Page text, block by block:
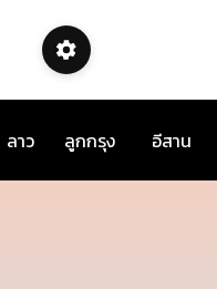
ลาว ลูกกรุง อีสาน